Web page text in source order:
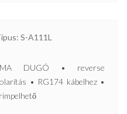
S-A111L
DUGÓ • reverse
• RG174 kábelhez •